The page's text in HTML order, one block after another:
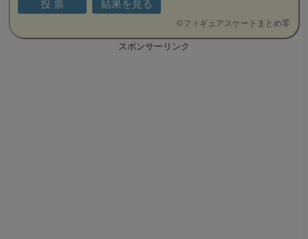
©フィギュアスケートまとめ零
スポンサーリンク